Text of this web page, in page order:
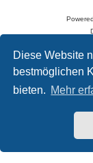
Diese Website
bestmöglichen
bieten. Mehr